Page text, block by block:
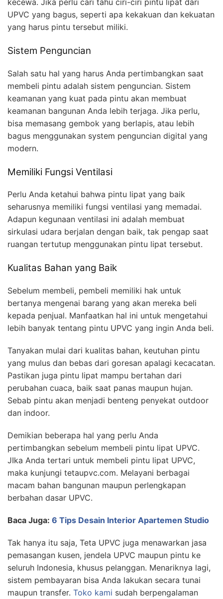
UPVC yang bagus, seperti apa kekakuan dan kekuatan
yang harus pintu tersebut miliki.
Sistem Penguncian
Salah satu hal yang harus Anda pertimbangkan saat
membeli pintu adalah sistem penguncian. Sistem
keamanan yang kuat pada pintu akan membuat
keamanan bangunan Anda lebih terjaga. Jika perlu,
bisa memasang gembok yang berlapis, atau lebih
bagus menggunakan system penguncian digital yang
modern.
Memiliki Fungsi Ventilasi
Perlu Anda ketahui bahwa pintu lipat yang baik
seharusnya memiliki fungsi ventilasi yang memadai.
Adapun kegunaan ventilasi ini adalah membuat
sirkulasi udara berjalan dengan baik, tak pengap saat
ruangan tertutup menggunakan pintu lipat tersebut.
Kualitas Bahan yang Baik
Sebelum membeli, pembeli memiliki hak untuk
bertanya mengenai barang yang akan mereka beli
kepada penjual. Manfaatkan hal ini untuk mengetahui
lebih banyak tentang pintu UPVC yang ingin Anda beli.
Tanyakan mulai dari kualitas bahan, keutuhan pintu
yang mulus dan bebas dari goresan apalagi kecacatan.
Pastikan juga pintu lipat mampu bertahan dari
perubahan cuaca, baik saat panas maupun hujan.
Sebab pintu akan menjadi benteng penyekat outdoor
dan indoor.
Demikian beberapa hal yang perlu Anda
pertimbangkan sebelum membeli pintu lipat UPVC.
JIka Anda tertari untuk membeli pintu lipat UPVC,
maka kunjungi tetaupvc.com. Melayani berbagai
macam bahan bangunan maupun perlengkapan
berbahan dasar UPVC.
Baca Juga: 6 Tips Desain Interior Apartemen Studio
Tak hanya itu saja, Teta UPVC juga menawarkan jasa
pemasangan kusen, jendela UPVC maupun pintu ke
seluruh Indonesia, khusus pelanggan. Menariknya lagi,
sistem pembayaran bisa Anda lakukan secara tunai
maupun transfer. Toko kami sudah berpengalaman